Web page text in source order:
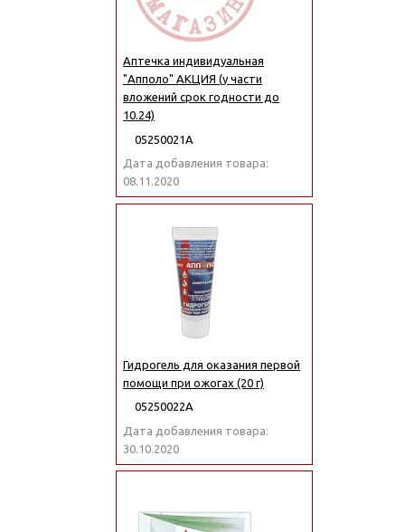
Аптечка индивидуальная
"Апполо" АКЦИЯ (у части
вложений срок годности до
10.24)
05250021А
Дата добавления товара:
08.11.2020
Гидрогель для оказания первой
помощи при ожогах (20 г)
05250022А
Дата добавления товара:
30.10.2020